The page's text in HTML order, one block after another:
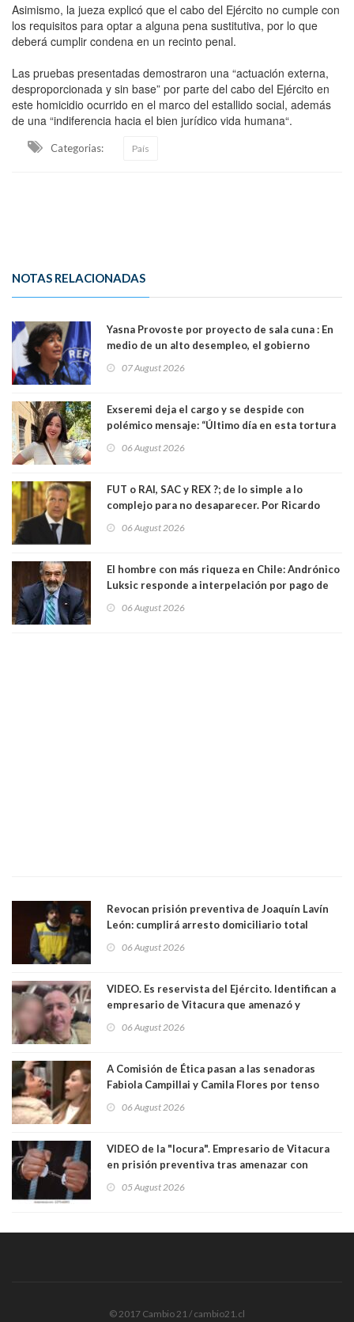
Asimismo, la jueza explicó que el cabo del Ejército no cumple con
los requisitos para optar a alguna pena sustitutiva, por lo que
deberá cumplir condena en un recinto penal.
Las pruebas presentadas demostraron una “actuación externa,
desproporcionada y sin base” por parte del cabo del Ejército en
este homicidio ocurrido en el marco del estallido social, además
de una “indiferencia hacia el bien jurídico vida humana“.
Categorias: País
NOTAS RELACIONADAS
Yasna Provoste por proyecto de sala cuna : En
medio de un alto desempleo, el gobierno
07 August 2026
Exseremi deja el cargo y se despide con
polémico mensaje: “Último día en esta tortura
06 August 2026
FUT o RAI, SAC y REX ?; de lo simple a lo
complejo para no desaparecer. Por Ricardo
06 August 2026
El hombre con más riqueza en Chile: Andrónico
Luksic responde a interpelación por pago de
día que me muera”
06 August 2026
Revocan prisión preventiva de Joaquín Lavín
León: cumplirá arresto domiciliario total
06 August 2026
VIDEO. Es reservista del Ejército. Identifican a
empresario de Vitacura que amenazó y
al "ring raja". Se trata de Andrés Arrieta y la
06 August 2026
A Comisión de Ética pasan a las senadoras
Fabiola Campillai y Camila Flores por tenso
06 August 2026
VIDEO de la "locura". Empresario de Vitacura
en prisión preventiva tras amenazar con
Los persiguió en potente camioneta
05 August 2026
© 2017 Cambio 21 / cambio21.cl